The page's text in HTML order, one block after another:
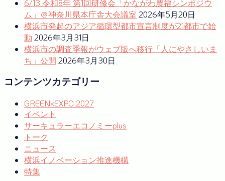
6/13 令和8年 第1回研修会「かながわ農福シンポジウ
ム」＠神奈川県本庁舎大会議室 2026年5月20日
横浜市発起のアジア循環型都市宣言制度が21都市で始
動 2026年3月31日
横浜市の調査季報がウェブ版へ移行「人にやさしいま
ち」公開 2026年3月30日
コンテンツカテゴリー
GREEN×EXPO 2027
イベント
サーキュラーエコノミーplus
トーク
ニュース
横浜イノベーション推進機構
特集